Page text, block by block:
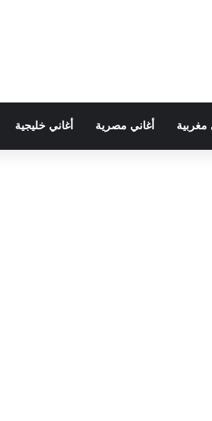
مغربية أغاني مصرية أغاني خليجية